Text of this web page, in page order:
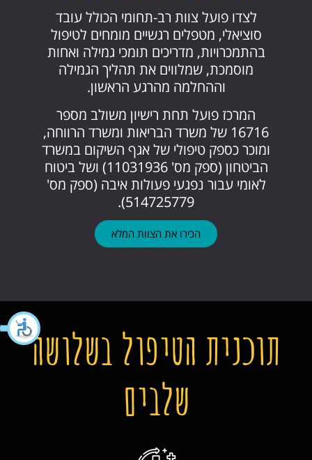
לצדו פועל צוות רב-תחומי הכולל עובד
סוציאלי, מטפלים רגשיים מומחים לטיפול
בהתמכרויות, מדריכים תומכי גמילה ואחות
מוסמכת, שמלווים את תהליך הגמילה
וההחלמה מהרגע הראשון.
המרכז פועל תחת רישיון משולב מספר
16716 של משרד הבריאות ומשרד הרווחה,
ומוכר כספק טיפולי של אגף השיקום במשרד
הביטחון (ספק מס' 11031936) ושל ביטוח
לאומי עבור נפגעי פעולות איבה (ספק מס'
514725779).
הכירו את הצוות המלא
תוכנית הטיפול בשלושה
שלבים